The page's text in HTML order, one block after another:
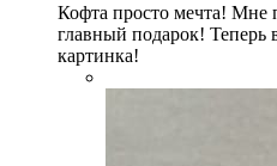
Кофта просто мечта! Мне
главный подарок! Теперь
картинка!